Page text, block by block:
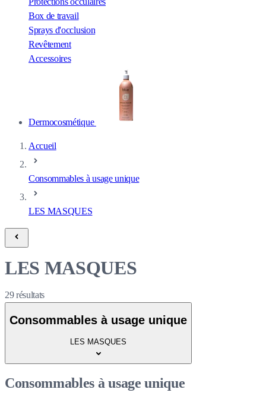
Box de travail
Sprays d'occlusion
Revêtement
Accessoires
Dermocosmétique
Accueil
Consommables à usage unique
LES MASQUES
LES MASQUES
29résultats
Consommables à usage unique
LES MASQUES
Consommables à usage unique